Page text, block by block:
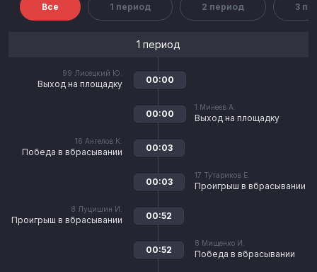
Все 1 период 2 период 3
1 период
99 Лисецкий Ю.
Выход на площадку 00:00
1 Минеев А.
Выход на площадку
00:00
16 Ангелов К.
Победа в вбрасывании 00:03
17 Тутариков Е.
Проигрыш в вбрасывании
00:03
8 Луцишин И.
Проигрыш в вбрасывании 00:52
8 Мищенко И.
Победа в вбрасывании
00:52